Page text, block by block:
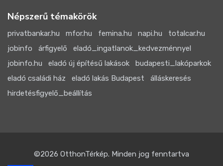
Népszerű témakörök
privatbankar.hu mfor.hu femina.hu napi.hu
totalcar.hu
jobinfo
árfigyelő
eladó_ingatlanok_kedvezménnyel
jobinfo.hu
eladó új építésű lakások
budapesti_lakóparkok
eladó családi ház
eladó lakás Budapest
álláskeresés
hirdetésfigyelő_beállítás
©2026 OtthonTérkép. Minden jog fenntartva